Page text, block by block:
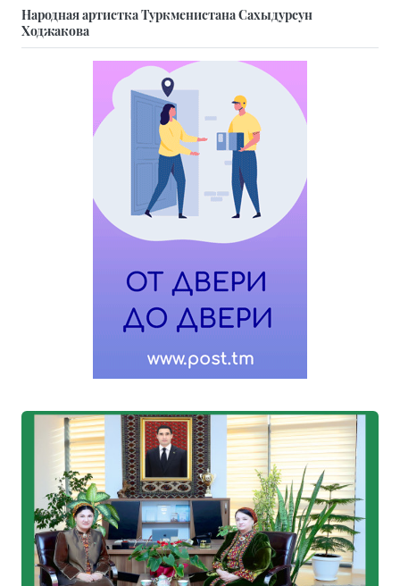
Народная артистка Туркменистана Сахыдурсун
Ходжакова